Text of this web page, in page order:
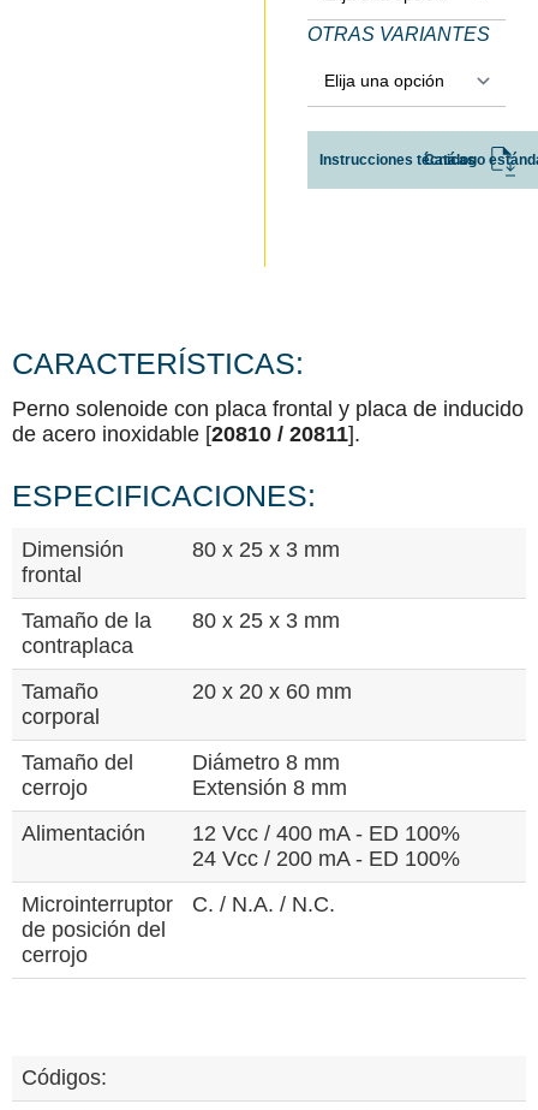
OTRAS VARIANTES
nstrucciones técnicas
Catálogo estánd
CARACTERÍSTICAS:
Perno solenoide con placa frontal y placa de inducido
de acero inoxidable [20810 / 20811].
ESPECIFICACIONES:
Dimensión
frontal
80 x 25 x 3 mm
Tamaño de la
contraplaca
80 x 25 x 3 mm
Tamaño
corporal
20 x 20 x 60 mm
Tamaño del
cerrojo
Diámetro 8 mm
Extensión 8 mm
Alimentación
12 Vcc / 400 mA - ED 100%
24 Vcc / 200 mA - ED 100%
Microinterruptor
de posición del
cerrojo
C. / N.A. / N.C.
Códigos: